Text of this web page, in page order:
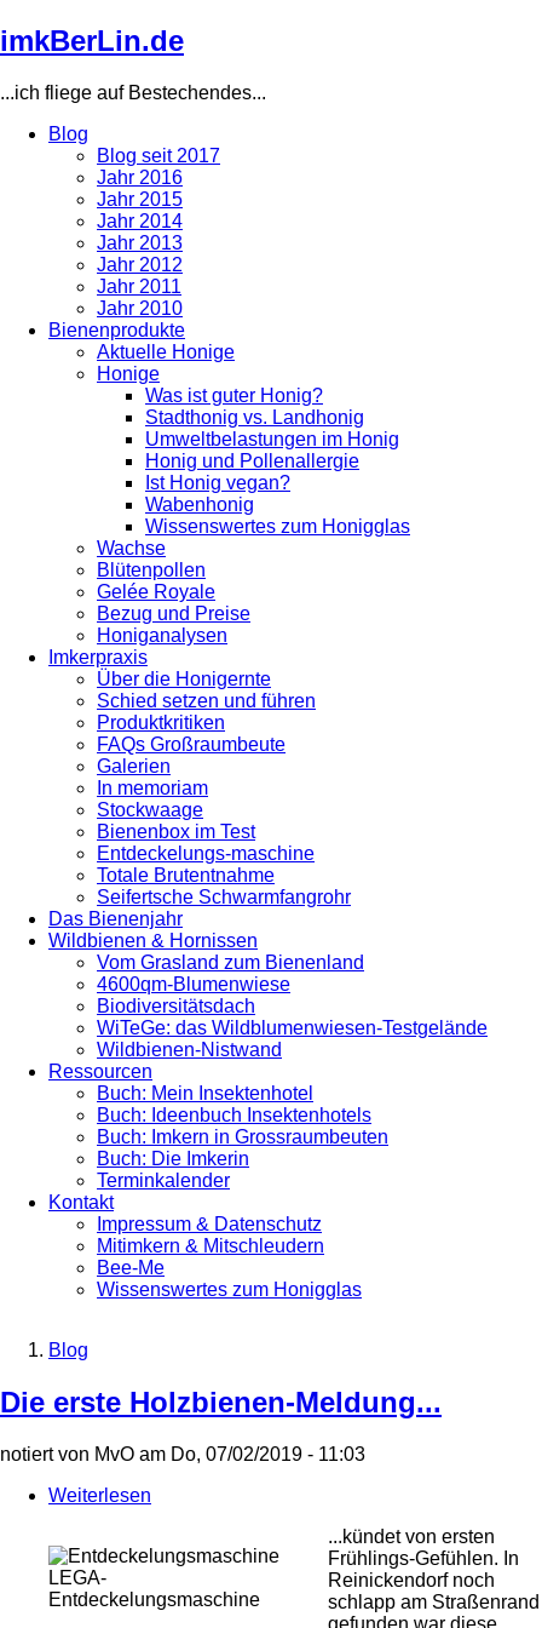
Direkt
zum
imkBerLin.de
...ich fliege auf Bestechendes...
navigation
Blog
Blog seit 2017
Jahr 2016
Jahr 2015
Jahr 2014
Jahr 2013
Jahr 2012
Jahr 2011
Jahr 2010
Bienenprodukte
Aktuelle Honige
Honige
Was ist guter Honig?
Stadthonig vs. Landhonig
Umweltbelastungen im Honig
Honig und Pollenallergie
Ist Honig vegan?
Wabenhonig
Wissenswertes zum Honigglas
Wachse
Blütenpollen
Gelée Royale
Bezug und Preise
Honiganalysen
Imkerpraxis
Über die Honigernte
Schied setzen und führen
Produktkritiken
FAQs Großraumbeute
Galerien
In memoriam
Stockwaage
Bienenbox im Test
Entdeckelungs-maschine
Totale Brutentnahme
Seifertsche Schwarmfangrohr
Das Bienenjahr
Wildbienen & Hornissen
Vom Grasland zum Bienenland
4600qm-Blumenwiese
Biodiversitätsdach
WiTeGe: das Wildblumenwiesen-Testgelände
Wildbienen-Nistwand
Ressourcen
Buch: Mein Insektenhotel
Buch: Ideenbuch Insektenhotels
Buch: Imkern in Grossraumbeuten
Buch: Die Imkerin
Terminkalender
Kontakt
Impressum & Datenschutz
Mitimkern & Mitschleudern
Bee-Me
Wissenswertes zum Honigglas
Blog
Die erste Holzbienen-Meldung...
notiert von MvO am Do, 07/02/2019 - 11:03
Weiterlesen
Holzbienen-
LEGA-
Entdeckelungsmaschine
...kündet von ersten
Frühlings-Gefühlen. In
Reinickendorf noch
schlapp am Straßenrand
gefunden war diese